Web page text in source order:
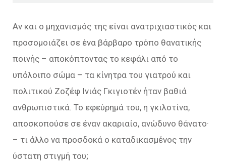
Αν και ο μηχανισμός της είναι ανατριχιαστικός και
προσομοιάζει σε ένα βάρβαρο τρόπο θανατικής
ποινής – αποκόπτοντας το κεφάλι από το
υπόλοιπο σώμα – τα κίνητρα του γιατρού και
πολιτικού Ζοζέφ Ινιάς Γκιγιοτέν ήταν βαθιά
ανθρωπιστικά. Το εφεύρημά του, η γκιλοτίνα,
αποσκοπούσε σε έναν ακαριαίο, ανώδυνο θάνατο·
– τι άλλο να προσδοκά ο καταδικασμένος την
ύστατη στιγμή του;